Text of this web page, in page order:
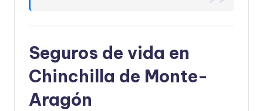
Seguros de vida en
Chinchilla de Monte-
Aragón